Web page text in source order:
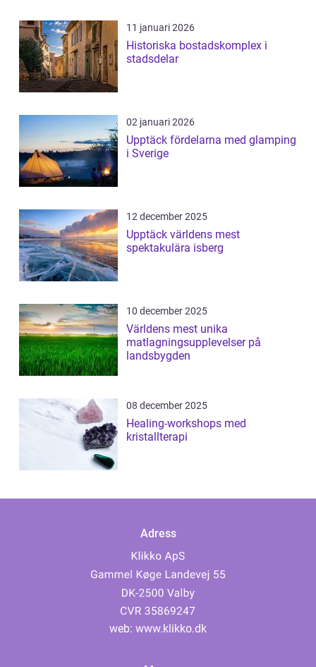
11 januari 2026
Historiska bostadskomplex i
stadsdelar
02 januari 2026
Upptäck fördelarna med glamping
i Sverige
12 december 2025
Upptäck världens mest
spektakulära isberg
10 december 2025
Världens mest unika
matlagningsupplevelser på
landsbygden
08 december 2025
Healing-workshops med
kristallterapi
Adress
web: www.klikko.dk